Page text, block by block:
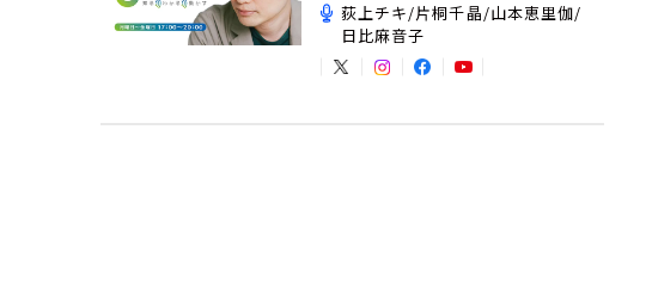
荻上チキ/片桐千晶/山本恵里伽/
日比麻音子